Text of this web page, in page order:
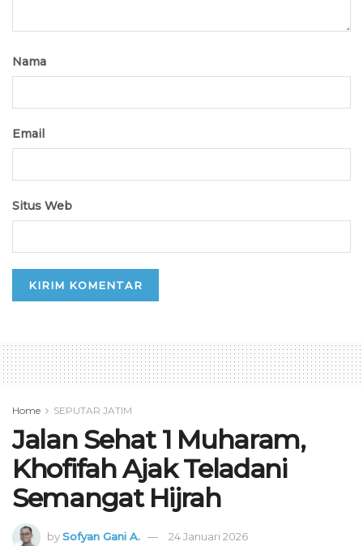
Nama
Email
Situs Web
Home SEPUTAR JATIM
Jalan Sehat 1 Muharam,
Khofifah Ajak Teladani
Semangat Hijrah
bySofyan Gani A. 24 Januari 2026